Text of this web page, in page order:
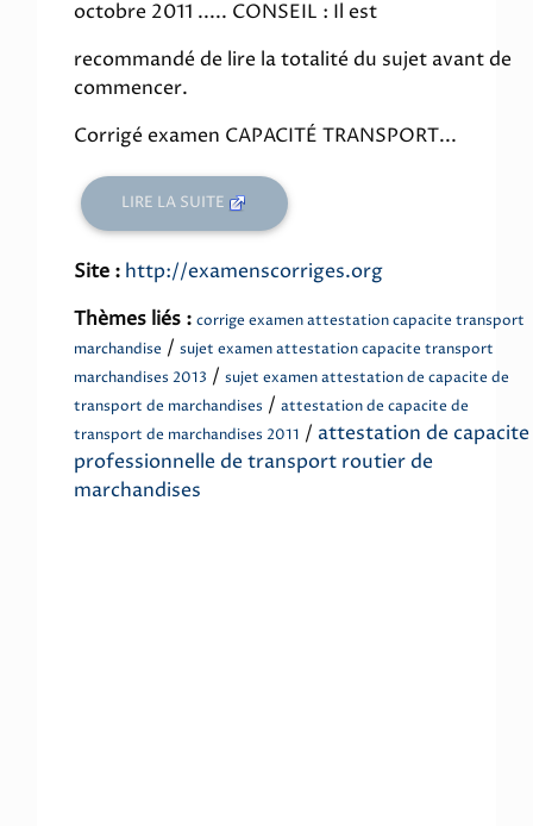
octobre 2011 ..... CONSEIL : Il est
recommandé de lire la totalité du sujet avant de
commencer.
Corrigé examen CAPACITÉ TRANSPORT...
LIRE LA SUITE
Site : http://examenscorriges.org
Thèmes liés : corrige examen attestation capacite transport
marchandise / sujet examen attestation capacite transport
marchandises 2013 / sujet examen attestation de capacite de
transport de marchandises / attestation de capacite de
transport de marchandises 2011 / attestation de capacite
professionnelle de transport routier de
marchandises